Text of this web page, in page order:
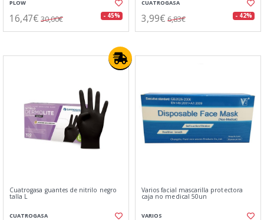
PLOW
16,47€ 30,00€ - 45%
CUATROGASA
3,99€ 6,83€ - 42%
Cuatrogasa guantes de nitrilo negro
talla L
CUATROGASA
Varios facial mascarilla protectora
caja no medical 50un
VARIOS